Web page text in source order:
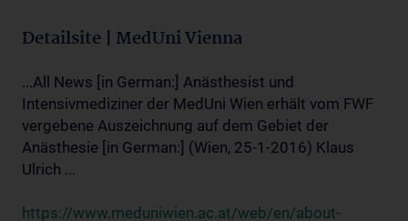
Detailsite | MedUni Vienna
...All News [in German:] Anästhesist und
Intensivmediziner der MedUni Wien erhält vom FWF
vergebene Auszeichnung auf dem Gebiet der
Anästhesie [in German:] (Wien, 25-1-2016) Klaus
Ulrich ...
https://www.meduniwien.ac.at/web/en/about-